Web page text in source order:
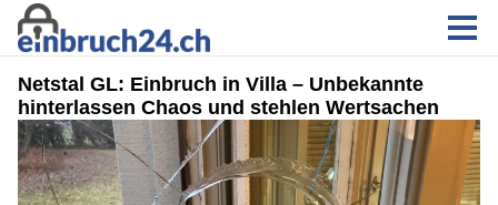
Netstal GL: Einbruch in Villa – Unbekannte
hinterlassen Chaos und stehlen Wertsachen